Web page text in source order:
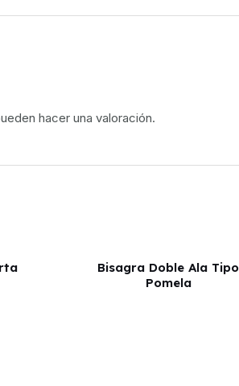
hacer una valoración.
Bisagra Doble Ala Tipo
Pomela